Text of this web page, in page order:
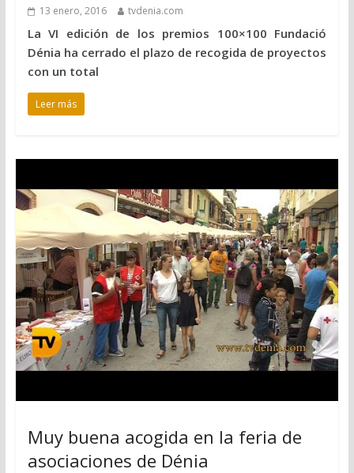
13 enero, 2016 tvdenia.com
La VI edición de los premios 100×100 Fundació
Dénia ha cerrado el plazo de recogida de proyectos
con un total
Leer más
Muy buena acogida en la feria de
asociaciones de Dénia